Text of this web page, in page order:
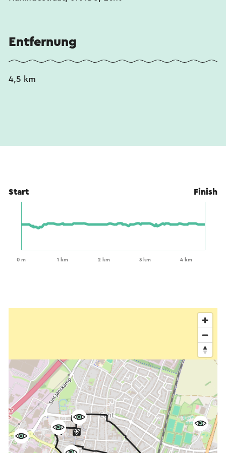
Entfernung
4,5 km
Start Finish